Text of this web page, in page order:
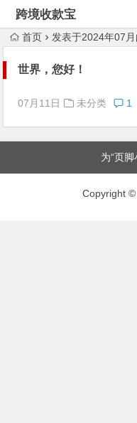
跨境收款宝
首页 发表于2024年07
世界，您好！
07月11日 未分类 1
为“页
Copyright ©